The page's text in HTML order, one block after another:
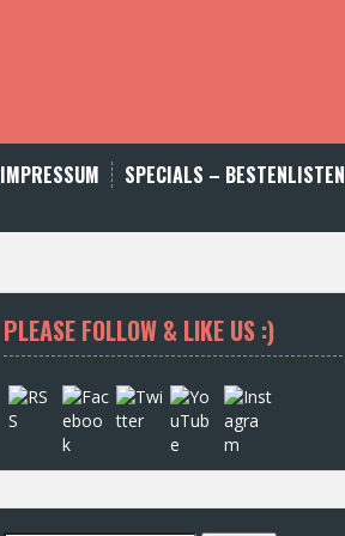
IMPRESSUM
SPECIALS – BESTENLISTEN
PLEASE FOLLOW & LIKE US :)